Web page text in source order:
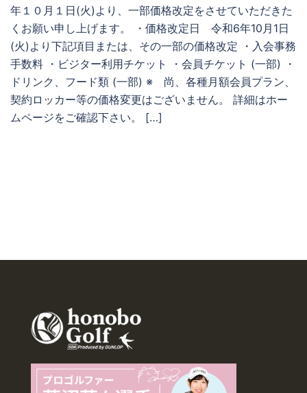
年１０月１日(火)より、一部価格改定をさせていただきた
くお願い申し上げます。 ・価格改定日 令和6年10月1日
(火)より下記項目または、その一部の価格改定 ・入会事務
手数料 ・ビジター利用チケット ・会員チケット (一部) ・
ドリンク、フード類 (一部) ※ 尚、各種月額会員プラン、
契約ロッカー等の価格変更はございません。 詳細はホー
ムページをご確認下さい。 […]